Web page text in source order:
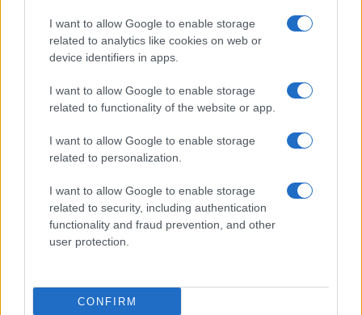
I want to allow Google to enable storage
related to analytics like cookies on web or
device identifiers in apps.
I want to allow Google to enable storage
related to functionality of the website or app.
I want to allow Google to enable storage
related to personalization.
I want to allow Google to enable storage
related to security, including authentication
functionality and fraud prevention, and other
user protection.
CONFIRM
Προηγούμενο άρθρο
τον μαραθώνιο, ανά την
Ευρώπη
εφαρμογή για εκκίνηση χωρίς
ΠΑΡΟΜΟΙΑ ΑΡΘΡΑ
DigiCar: Leasing με «σωστό»